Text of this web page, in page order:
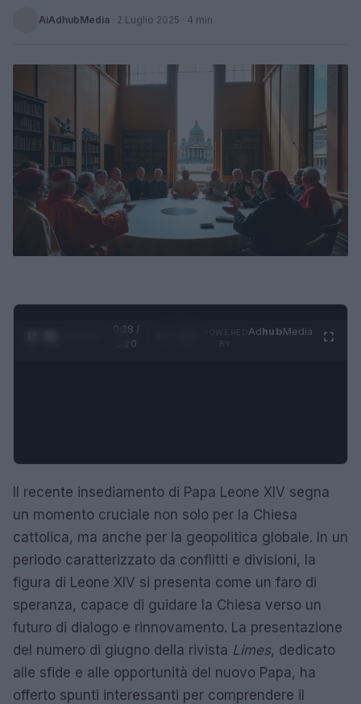
AiAdhubMedia · 2 Luglio 2025 · 4 min
0:29 /
1:20
AdhubMedia
Il recente insediamento di Papa Leone XIV segna
un momento cruciale non solo per la Chiesa
cattolica, ma anche per la geopolitica globale. In un
periodo caratterizzato da conflitti e divisioni, la
figura di Leone XIV si presenta come un faro di
speranza, capace di guidare la Chiesa verso un
futuro di dialogo e rinnovamento. La presentazione
del numero di giugno della rivista Limes, dedicato
alle sfide e alle opportunità del nuovo Papa, ha
offerto spunti interessanti per comprendere il